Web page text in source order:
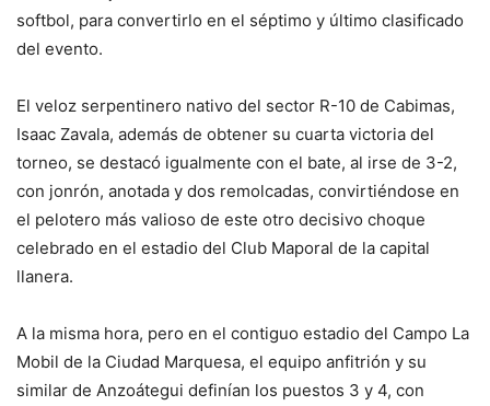
softbol, para convertirlo en el séptimo y último clasificado
del evento.
El veloz serpentinero nativo del sector R-10 de Cabimas,
Isaac Zavala, además de obtener su cuarta victoria del
torneo, se destacó igualmente con el bate, al irse de 3-2,
con jonrón, anotada y dos remolcadas, convirtiéndose en
el pelotero más valioso de este otro decisivo choque
celebrado en el estadio del Club Maporal de la capital
llanera.
A la misma hora, pero en el contiguo estadio del Campo La
Mobil de la Ciudad Marquesa, el equipo anfitrión y su
similar de Anzoátegui definían los puestos 3 y 4, con